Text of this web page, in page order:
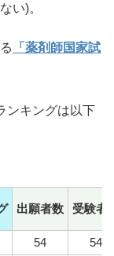
い)。
「薬剤師国家試
ンキングは以下
出願者数 受験者
54
54